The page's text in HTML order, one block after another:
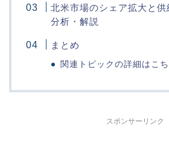
北米市場のシェア拡大と供
分析・解説
まとめ
関連トピックの詳細はこち
スポンサーリンク